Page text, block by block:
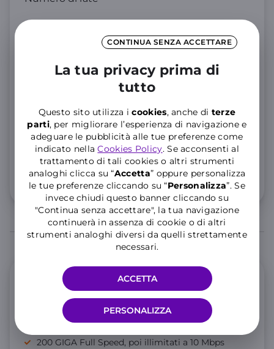
CONTINUA SENZA ACCETTARE
La tua privacy prima di
tutto
Questo sito utilizza icookies, anche di terze
parti, per migliorare l’esperienza di navigazione e
adeguare le pubblicità alle tue preferenze come
indicato nellaCookies Policy. Se acconsenti al
trattamento di tali cookies o altri strumenti
analoghi clicca su “Accetta” oppure personalizza
le tue preferenze cliccando su “Personalizza”. Se
invece chiudi questo banner cliccando su
"Continua senza accettare", la tua navigazione
continuerà in assenza di cookie o di altri
strumenti analoghi diversi da quelli strettamente
necessari.
PERSONALIZZA
ACCETTA
30 rate
+3,99€
al mese
Dettaglio costi
GIGA e Minuti illimitati
Offerta Mobile
200 GIGA Full Speed, poi illimitati a 10 Mbps